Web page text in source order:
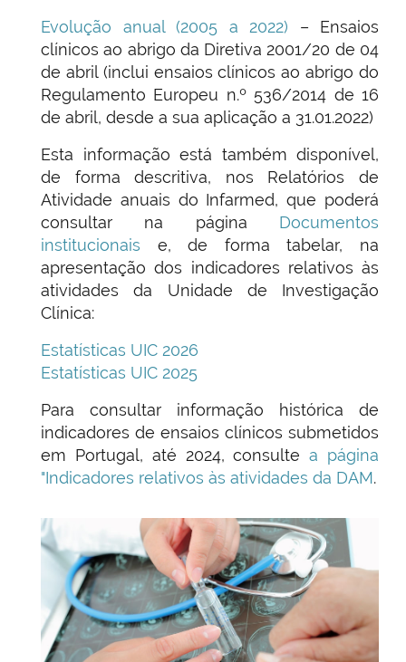
Evolução anual (2005 a 2022) – Ensaios
clínicos ao abrigo da Diretiva 2001/20 de 04
de abril (inclui ensaios clínicos ao abrigo do
Regulamento Europeu n.º 536/2014 de 16
de abril, desde a sua aplicação a 31.01.2022)
Esta informação está também disponível,
de forma descritiva, nos Relatórios de
Atividade anuais do Infarmed, que poderá
consultar na página Documentos
institucionais e, de forma tabelar, na
apresentação dos indicadores relativos às
atividades da Unidade de Investigação
Clínica:
Estatísticas UIC 2026
Estatísticas UIC 2025
Para consultar informação histórica de
indicadores de ensaios clínicos submetidos
em Portugal, até 2024, consultea página
"Indicadores relativos às atividades da DAM.